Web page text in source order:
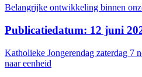
Belangrijke ontwikkeling binnen
Publicatiedatum: 12 juni
Katholieke Jongerendag zaterdag 7
naar eenheid